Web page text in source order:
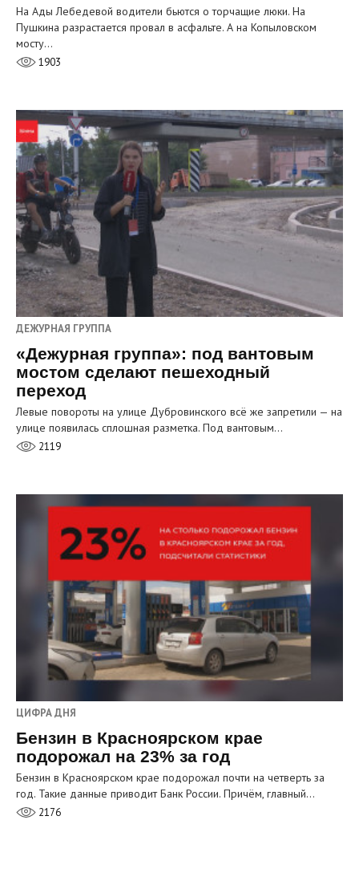
На Ады Лебедевой водители бьются о торчащие люки. На
Пушкина разрастается провал в асфальте. А на Копыловском
мосту…
1903
ДЕЖУРНАЯ ГРУППА
«Дежурная группа»: под вантовым
мостом сделают пешеходный
переход
Левые повороты на улице Дубровинского всё же запретили — на
улице появилась сплошная разметка. Под вантовым…
2119
ЦИФРА ДНЯ
Бензин в Красноярском крае
подорожал на 23% за год
Бензин в Красноярском крае подорожал почти на четверть за
год. Такие данные приводит Банк России. Причём, главный…
2176